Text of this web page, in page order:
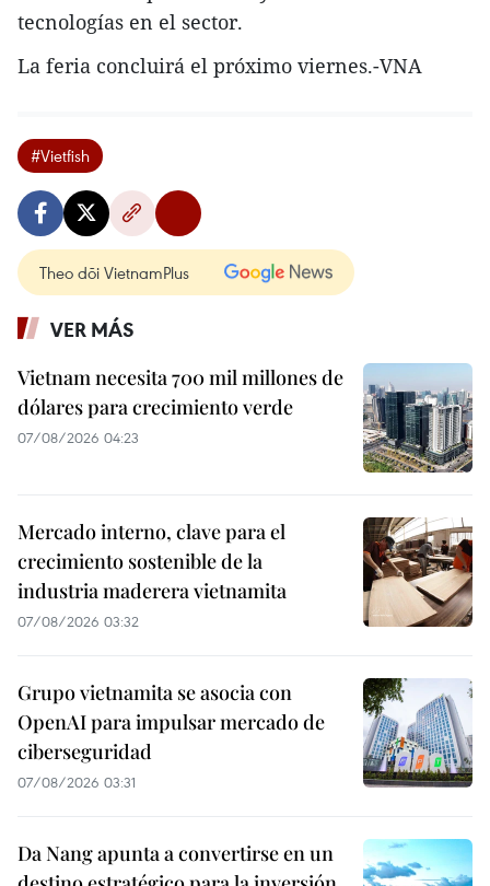
tecnologías en el sector.
La feria concluirá el próximo viernes.-VNA
#Vietfish
Theo dõi VietnamPlus
VER MÁS
Vietnam necesita 700 mil millones de
dólares para crecimiento verde
07/08/2026 04:23
Mercado interno, clave para el
crecimiento sostenible de la
industria maderera vietnamita
07/08/2026 03:32
Grupo vietnamita se asocia con
OpenAI para impulsar mercado de
ciberseguridad
07/08/2026 03:31
Da Nang apunta a convertirse en un